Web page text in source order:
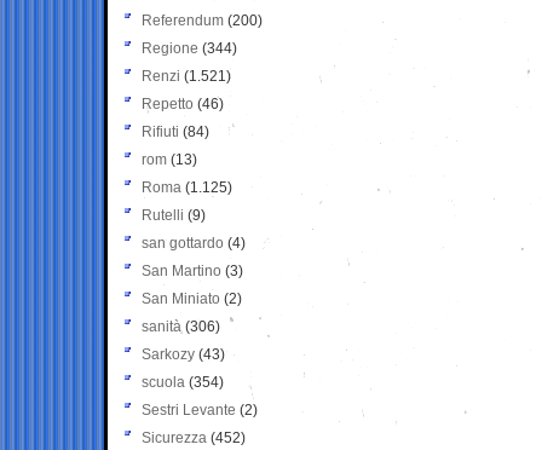
Referendum (200)
Regione (344)
Renzi (1.521)
Repetto (46)
Rifiuti (84)
rom (13)
Roma (1.125)
Rutelli (9)
san gottardo (4)
San Martino (3)
San Miniato (2)
sanità (306)
Sarkozy (43)
scuola (354)
Sestri Levante (2)
Sicurezza (452)